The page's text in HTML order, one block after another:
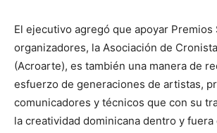
El ejecutivo agregó que apoyar Premios
organizadores, la Asociación de
(Acroarte), es también una manera de
esfuerzo de generaciones de artistas,
comunicadores y técnicos que con su
la creatividad dominicana dentro y fuera